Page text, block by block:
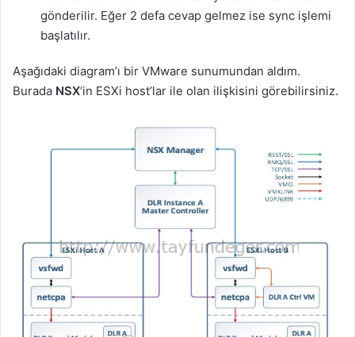
gönderilir. Eğer 2 defa cevap gelmez ise sync işlemi
başlatılır.
Aşağıdaki diagram’ı bir VMware sunumundan aldım.
Burada NSX‘in ESXi host’lar ile olan ilişkisini görebilirsiniz.